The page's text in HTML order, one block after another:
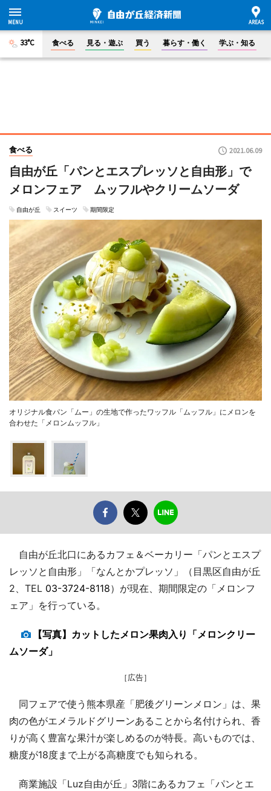
33°C 食べる 見る・遊ぶ 買う 暮らす・働く 学ぶ・知る
食べる 2021.06.09
自由が丘「パンとエスプレッソと自由形」で
メロンフェア ムッフルやクリームソーダ
自由が丘 スイーツ 期間限定
オリジナル食パン「ムー」の生地で作ったワッフル「ムッフル」にメロンを
合わせた「メロンムッフル」
自由が丘北口にあるカフェ＆ベーカリー「パンとエスプ
レッソと自由形」「なんとかプレッソ」（目黒区自由が丘
2、TEL 03-3724-8118）が現在、期間限定の「メロンフ
ェア」を行っている。
【写真】カットしたメロン果肉入り「メロンクリー
ムソーダ」
［広告］
同フェアで使う熊本県産「肥後グリーンメロン」は、果
肉の色がエメラルドグリーンあることから名付けられ、香
りが高く豊富な果汁が楽しめるのが特長。高いものでは、
糖度が18度まで上がる高糖度でも知られる。
商業施設「Luz自由が丘」3階にあるカフェ「パンとエ